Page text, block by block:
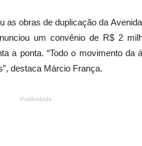
as obras de duplicação da
um convênio de R$ 2
a ponta. “Todo o movimento da
destaca Márcio França.
Publicidade